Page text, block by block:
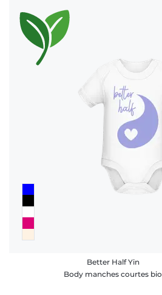
Better Half Yin
Body manches courtes bio